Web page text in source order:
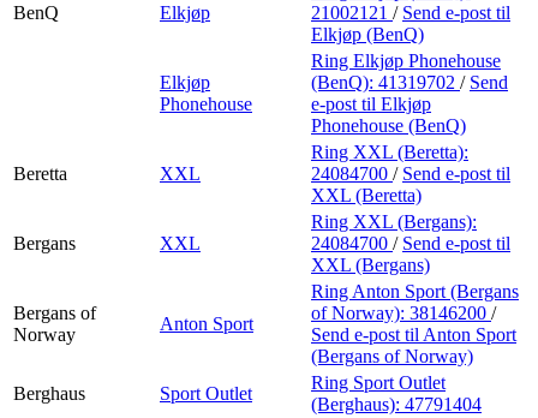
BenQ Elkjøp
21002121 / Send e-post til
Elkjøp (BenQ)
Elkjøp
Phonehouse
Ring Elkjøp Phonehouse
(BenQ): 41319702 / Send
e-post til Elkjøp
Phonehouse (BenQ)
Beretta XXL
Ring XXL (Beretta):
24084700 / Send e-post til
XXL (Beretta)
Bergans XXL
Ring XXL (Bergans):
24084700 / Send e-post til
XXL (Bergans)
Bergans of
Norway
Anton Sport
Ring Anton Sport (Bergans
of Norway): 38146200 /
Send e-post til Anton Sport
(Bergans of Norway)
Berghaus
Sport Outlet
Ring Sport Outlet
(Berghaus): 47791404